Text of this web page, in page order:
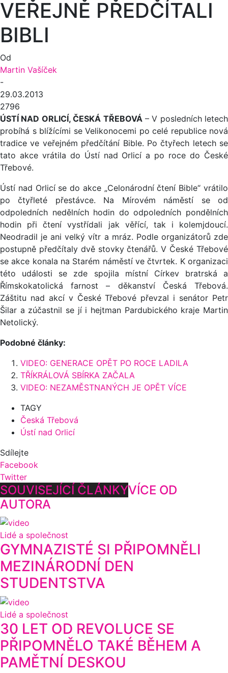
VEŘEJNĚ PŘEDČÍTALI
BIBLI
Od
Martin Vašíček
-
29.03.2013
2796
ÚSTÍ NAD ORLICÍ, ČESKÁ TŘEBOVÁ– V posledních letech
probíhá s blížícími se Velikonocemi po celé republice nová
tradice ve veřejném předčítání Bible. Po čtyřech letech se
tato akce vrátila do Ústí nad Orlicí a po roce do České
Třebové.
Ústí nad Orlicí se do akce „Celonárodní čtení Bible“ vrátilo
po čtyřleté přestávce. Na Mírovém náměstí se od
odpoledních nedělních hodin do odpoledních pondělních
hodin při čtení vystřídali jak věřící, tak i kolemjdoucí.
Neodradil je ani velký vítr a mráz. Podle organizátorů zde
postupně předčítaly dvě stovky čtenářů. V České Třebové
se akce konala na Starém náměstí ve čtvrtek. K organizaci
této události se zde spojila místní Církev bratrská a
Římskokatolická farnost – děkanství Česká Třebová.
Záštitu nad akcí v České Třebové převzal i senátor Petr
Šilar a zúčastnil se jí i hejtman Pardubického kraje Martin
Netolický.
Podobné články:
VIDEO: GENERACE OPĚT PO ROCE LADILA
TŘÍKRÁLOVÁ SBÍRKA ZAČALA
VIDEO: NEZAMĚSTNANÝCH JE OPĚT VÍCE
TAGY
Česká Třebová
Ústí nad Orlicí
Sdílejte
Facebook
Twitter
SOUVISEJÍCÍ ČLÁNKYVÍCE OD
AUTORA
Lidé a společnost
GYMNAZISTÉ SI PŘIPOMNĚLI
MEZINÁRODNÍ DEN
STUDENTSTVA
Lidé a společnost
30 LET OD REVOLUCE SE
PŘIPOMNĚLO TAKÉ BĚHEM A
PAMĚTNÍ DESKOU